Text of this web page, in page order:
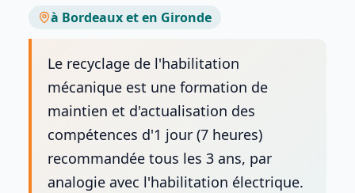
à Bordeaux et en Gironde
Le recyclage de l'habilitation
mécanique est une formation de
maintien et d'actualisation des
compétences d'1 jour (7 heures)
recommandée tous les 3 ans, par
analogie avec l'habilitation électrique.